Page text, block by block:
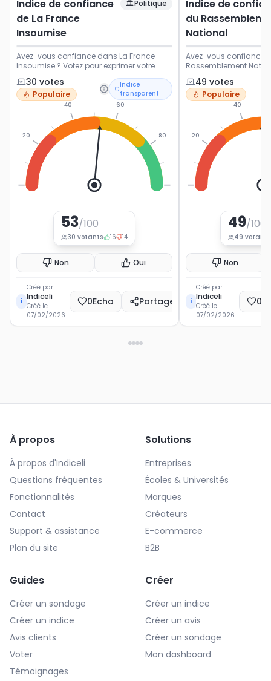
Indice de confiance
de La France
Insoumise
🏛️Politique
Avez-vous confiance dans La France
Insoumise ? Votez pour exprimer votre
30 votes
Populaire
Indice
transparent
20
40 60
80
53/100
30 votants 16 14
Non Oui
i
Créé par
Indiceli
Créé le
07/02/2026
0Echo Partager
Indice de
du
National
Avez-vous confiance
Rassemblement
politique français.
49 votes
Populaire
20
40
49/100
49 votants
Non
i
Créé par
Indiceli
Créé le
07/02/2026
0
À propos
À propos d'Indiceli
Questions fréquentes
Fonctionnalités
Contact
Support & assistance
Plan du site
Solutions
Entreprises
Écoles & Universités
Marques
Créateurs
E-commerce
B2B
Guides
Créer un sondage
Créer un indice
Avis clients
Voter
Témoignages
Créer
Créer un indice
Créer un avis
Créer un sondage
Mon dashboard